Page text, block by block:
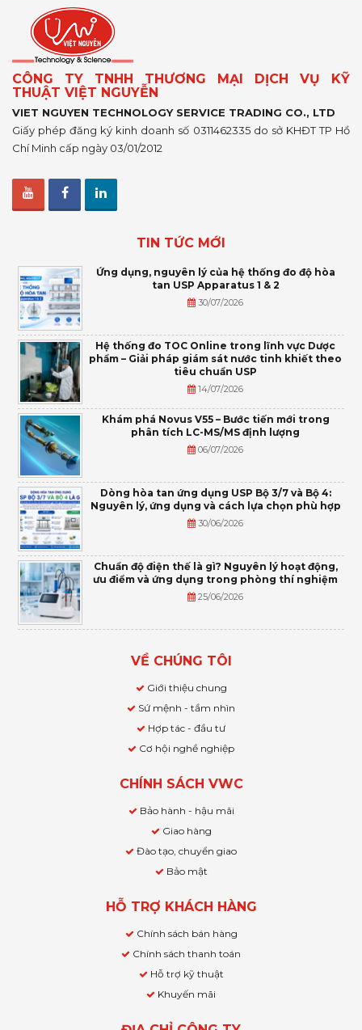
CÔNG TY TNHH THƯƠNG MẠI DỊCH VỤ KỸ
THUẬT VIỆT NGUYỄN
VIET NGUYEN TECHNOLOGY SERVICE TRADING CO., LTD
Giấy phép đăng ký kinh doanh số 0311462335 do sở KHĐT TP Hồ
Chí Minh cấp ngày 03/01/2012
TIN TỨC MỚI
Ứng dụng, nguyên lý của hệ thống đo độ hòa
tan USP Apparatus 1 & 2
30/07/2026
Hệ thống đo TOC Online trong lĩnh vực Dược
phẩm – Giải pháp giám sát nước tinh khiết theo
tiêu chuẩn USP
14/07/2026
Khám phá Novus V55 – Bước tiến mới trong
phân tích LC-MS/MS định lượng
06/07/2026
Dòng hòa tan ứng dụng USP Bộ 3/7 và Bộ 4:
Nguyên lý, ứng dụng và cách lựa chọn phù hợp
30/06/2026
Chuẩn độ điện thế là gì? Nguyên lý hoạt động,
ưu điểm và ứng dụng trong phòng thí nghiệm
25/06/2026
VỀ CHÚNG TÔI
Giới thiệu chung
Sứ mệnh - tầm nhìn
Hợp tác - đầu tư
Cơ hội nghề nghiệp
CHÍNH SÁCH VWC
Bảo hành - hậu mãi
Giao hàng
Đào tạo, chuyển giao
Bảo mật
HỖ TRỢ KHÁCH HÀNG
Chính sách bán hàng
Chính sách thanh toán
Hỗ trợ kỹ thuật
Khuyến mãi